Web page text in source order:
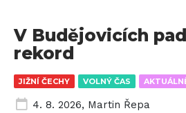
JIŽNÍ ČECHY VOLNÝ ČAS
V Budějovicích
rekord
4. 8. 2026, Martin Řepa